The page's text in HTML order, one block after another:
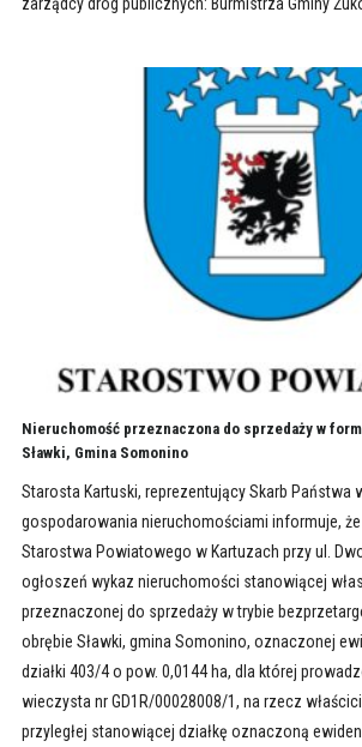
Nieruchomość przeznaczona do sprzedaży w
Sławki, Gmina Somonino
Starosta Kartuski, reprezentujący Skarb Państwa
gospodarowania nieruchomościami informuje,
Starostwa Powiatowego w Kartuzach przy ul.
ogłoszeń wykaz nieruchomości stanowiącej
przeznaczonej do sprzedaży w trybie
obrębie Sławki, gmina Somonino, oznaczonej
działki 403/4 o pow. 0,0144 ha, dla której
wieczysta nr GD1R/00028008/1, na rzecz
przyległej stanowiącej działkę oznaczoną